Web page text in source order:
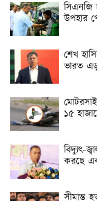
সিএনজি
উপহার
শেখ
ভারত
১৫
বিদ্যুৎ-
করছে
সীমান্ত